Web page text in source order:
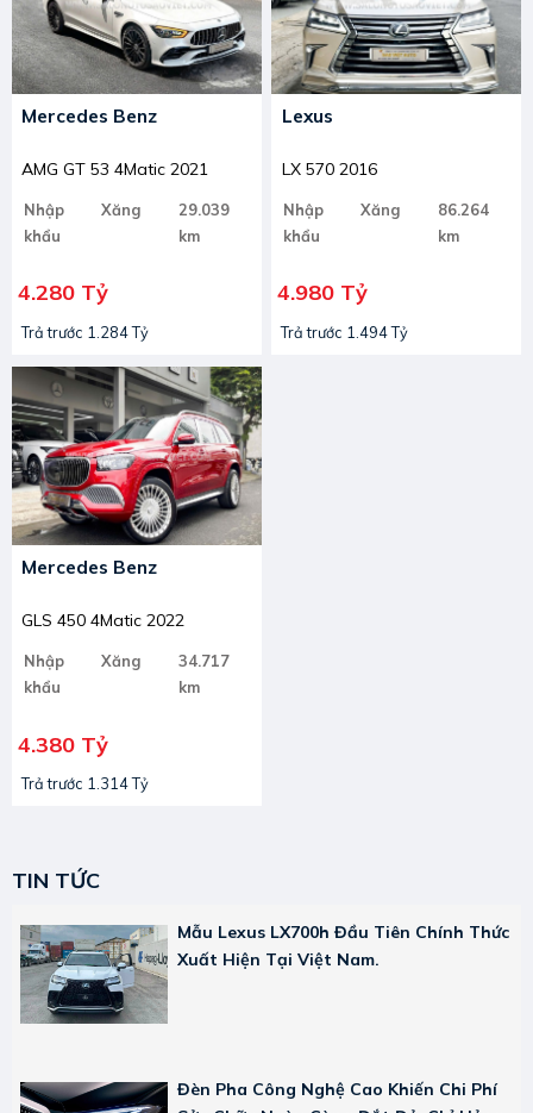
Mercedes Benz
AMG GT 53 4Matic 2021
Nhập
khẩu
Xăng
29.039
km
4.280 Tỷ
Trả trước 1.284 Tỷ
Lexus
LX 570 2016
Nhập
khẩu
Xăng
86.264
km
4.980 Tỷ
Trả trước 1.494 Tỷ
Mercedes Benz
GLS 450 4Matic 2022
Nhập
khẩu
Xăng
34.717
km
4.380 Tỷ
Trả trước 1.314 Tỷ
TIN TỨC
Mẫu Lexus LX700h Đầu Tiên Chính Thức
Xuất Hiện Tại Việt Nam.
Đèn Pha Công Nghệ Cao Khiến Chi Phí